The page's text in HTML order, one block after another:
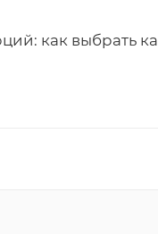
как выбрать